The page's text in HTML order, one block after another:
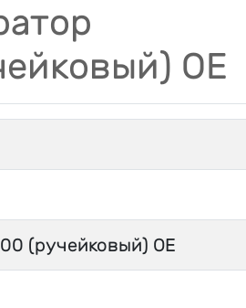
OE
(ручейковый) OE